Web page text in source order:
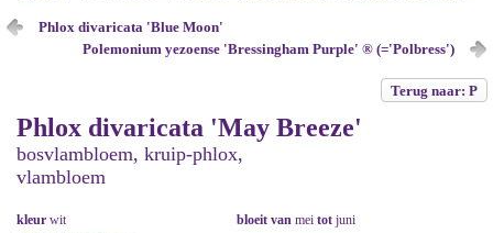
Phlox divaricata 'Blue Moon'
Polemonium yezoense 'Bressingham Purple' ® (='Polbress')
Terug naar: P
Phlox divaricata 'May Breeze'
bosvlambloem, kruip-phlox,
vlambloem
kleur wit bloeit van mei tot juni